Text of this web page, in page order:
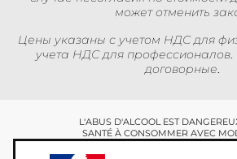
может отменить
Цены указаны с учетом НДС для
учета НДС для
договорные.
L'ABUS D'ALCOOL EST
SANTÉ À CONSOMMER AVEC